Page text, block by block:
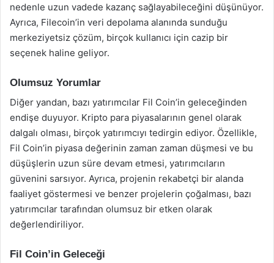
nedenle uzun vadede kazanç sağlayabileceğini düşünüyor.
Ayrıca, Filecoin’in veri depolama alanında sunduğu
merkeziyetsiz çözüm, birçok kullanıcı için cazip bir
seçenek haline geliyor.
Olumsuz Yorumlar
Diğer yandan, bazı yatırımcılar Fil Coin’in geleceğinden
endişe duyuyor. Kripto para piyasalarının genel olarak
dalgalı olması, birçok yatırımcıyı tedirgin ediyor. Özellikle,
Fil Coin’in piyasa değerinin zaman zaman düşmesi ve bu
düşüşlerin uzun süre devam etmesi, yatırımcıların
güvenini sarsıyor. Ayrıca, projenin rekabetçi bir alanda
faaliyet göstermesi ve benzer projelerin çoğalması, bazı
yatırımcılar tarafından olumsuz bir etken olarak
değerlendiriliyor.
Fil Coin’in Geleceği